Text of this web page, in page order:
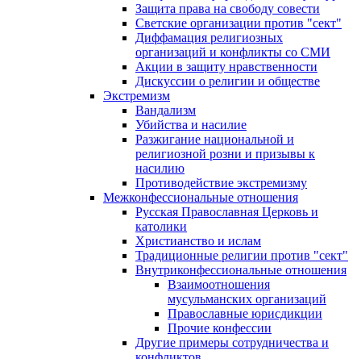
Защита права на свободу совести
Светские организации против "сект"
Диффамация религиозных
организаций и конфликты со СМИ
Акции в защиту нравственности
Дискуссии о религии и обществе
Экстремизм
Вандализм
Убийства и насилие
Разжигание национальной и
религиозной розни и призывы к
насилию
Противодействие экстремизму
Межконфессиональные отношения
Русская Православная Церковь и
католики
Христианство и ислам
Традиционные религии против "сект"
Внутриконфессиональные отношения
Взаимоотношения
мусульманских организаций
Православные юрисдикции
Прочие конфессии
Другие примеры сотрудничества и